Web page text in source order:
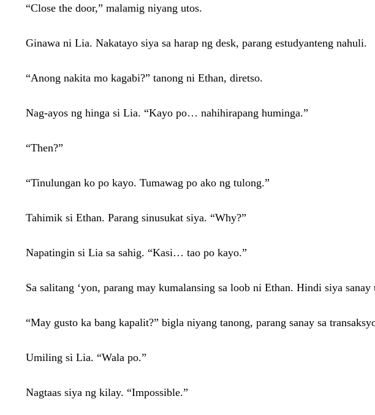
“Close the door,” malamig niyang utos.
Ginawa ni Lia. Nakatayo siya sa harap ng desk, parang estudyanteng nahuli.
“Anong nakita mo kagabi?” tanong ni Ethan, diretso.
Nag-ayos ng hinga si Lia. “Kayo po… nahihirapang huminga.”
“Then?”
“Tinulungan ko po kayo. Tumawag po ako ng tulong.”
Tahimik si Ethan. Parang sinusukat siya. “Why?”
Napatingin si Lia sa sahig. “Kasi… tao po kayo.”
Sa salitang ‘yon, parang may kumalansing sa loob ni Ethan. Hindi siya
“May gusto ka bang kapalit?” bigla niyang tanong, parang sanay sa
Umiling si Lia. “Wala po.”
Nagtaas siya ng kilay. “Impossible.”